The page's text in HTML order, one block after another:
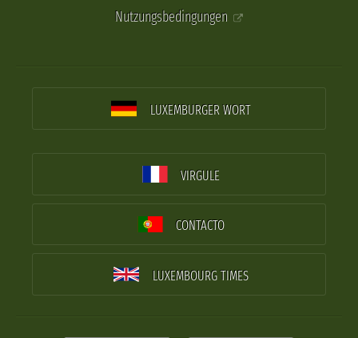
Nutzungsbedingungen
LUXEMBURGER WORT
VIRGULE
CONTACTO
LUXEMBOURG TIMES